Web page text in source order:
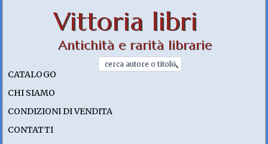
Vittoria libri
Antichità e rarità librarie
CATALOGO
CHI SIAMO
CONDIZIONI DI VENDITA
CONTATTI